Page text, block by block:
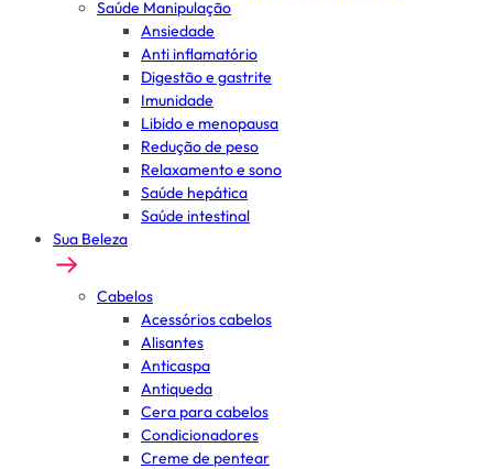
Saúde Manipulação
Ansiedade
Anti inflamatório
Digestão e gastrite
Imunidade
Libido e menopausa
Redução de peso
Relaxamento e sono
Saúde hepática
Saúde intestinal
Sua Beleza
Cabelos
Acessórios cabelos
Alisantes
Anticaspa
Antiqueda
Cera para cabelos
Condicionadores
Creme de pentear